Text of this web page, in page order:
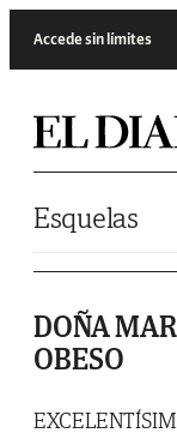
Accede sin límites
Esquelas
DOÑA
OBESO